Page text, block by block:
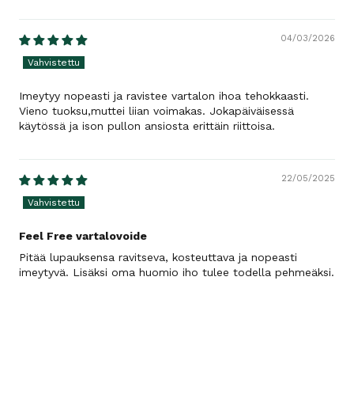
04/03/2026
Imeytyy nopeasti ja ravistee vartalon ihoa tehokkaasti.
Vieno tuoksu,muttei liian voimakas. Jokapäiväisessä
käytössä ja ison pullon ansiosta erittäin riittoisa.
22/05/2025
Feel Free vartalovoide
Pitää lupauksensa ravitseva, kosteuttava ja nopeasti
imeytyvä. Lisäksi oma huomio iho tulee todella pehmeäksi.